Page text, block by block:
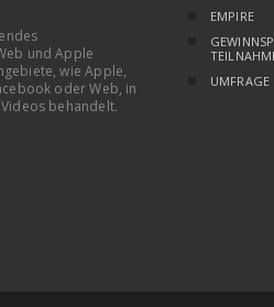
und Apple
wie Apple,
oder Web, in
behandelt.
EMPIRE
UMFRAGE